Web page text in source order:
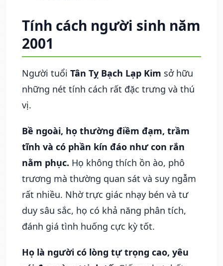
Tính cách người sinh năm
2001
Người tuổi Tân Tỵ Bạch Lạp Kim sở hữu
những nét tính cách rất đặc trưng và thú
vị.
Bề ngoài, họ thường điềm đạm, trầm
tĩnh và có phần kín đáo như con rắn
nằm phục. Họ không thích ồn ào, phô
trương mà thường quan sát và suy ngẫm
rất nhiều. Nhờ trực giác nhạy bén và tư
duy sâu sắc, họ có khả năng phân tích,
đánh giá tình huống cực kỳ tốt.
Họ là người có lòng tự trọng cao, yêu